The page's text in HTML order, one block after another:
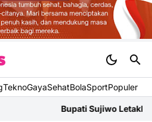
TeknoGayaSehatBolaSportPopuler
Bupati Sujiwo Letakkan